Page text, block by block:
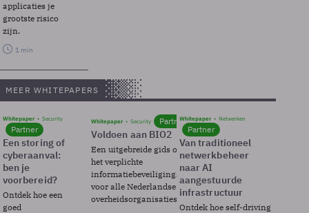
applicaties je
grootste risico
zijn.
1 min
MEER WHITEPAPERS
Whitepaper Security
Partner
Een storing of
cyberaanval:
ben je
voorbereid?
Ontdek hoe een
goed
Whitepaper Security Partner
Voldoen aan BIO2
Een uitgebreide gids over BIO2,
het verplichte
informatiebeveiligingsframework
voor alle Nederlandse
overheidsorganisaties.
Whitepaper Netwerken
Partner
Van traditioneel
netwerkbeheer
naar AI
aangestuurde
infrastructuur
Ontdek hoe self-driving